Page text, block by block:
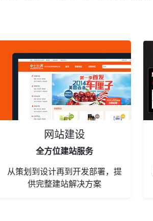
网站建设
全方位建站服务
从策划到设计再到开发部署，提
供完整建站解决方案